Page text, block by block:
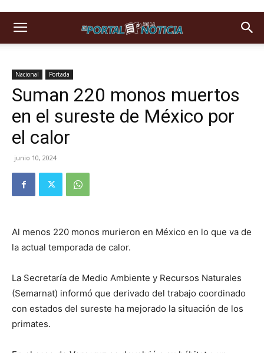
Nacional Portada
Suman 220 monos muertos
en el sureste de México por
el calor
junio 10, 2024
Al menos 220 monos murieron en México en lo que va de
la actual temporada de calor.
La Secretaría de Medio Ambiente y Recursos Naturales
(Semarnat) informó que derivado del trabajo coordinado
con estados del sureste ha mejorado la situación de los
primates.